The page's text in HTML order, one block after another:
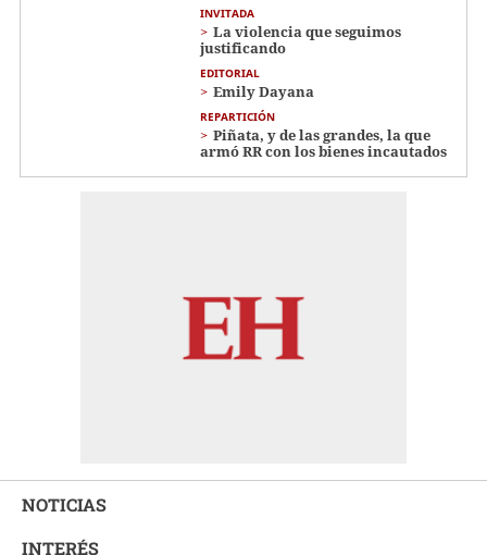
INVITADA
La violencia que seguimos
justificando
EDITORIAL
Emily Dayana
REPARTICIÓN
Piñata, y de las grandes, la que
armó RR con los bienes incautados
NOTICIAS
INTERÉS